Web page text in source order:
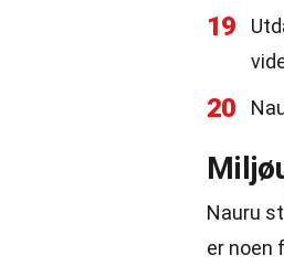
19
20
Nauru
er noen